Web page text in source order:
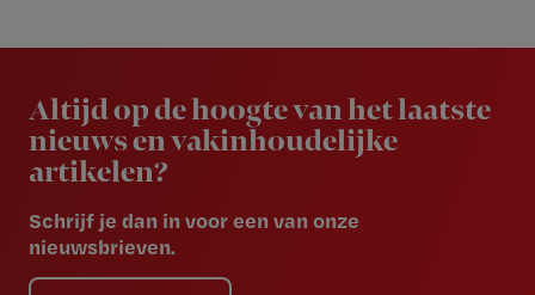
Altijd op de hoogte van het laatste
nieuws en vakinhoudelijke
artikelen?
Schrijf je dan in voor een van onze
nieuwsbrieven.